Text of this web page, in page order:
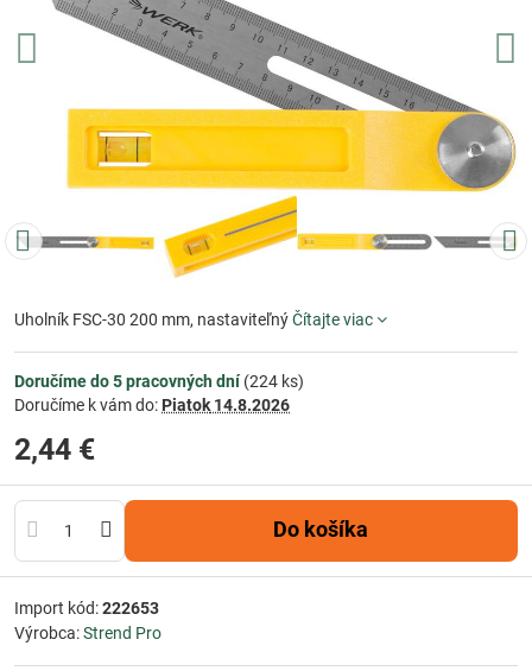
Uholník FSC-30 200 mm, nastaviteľnýČítajte viac
Doručíme do 5 pracovných dní(224 ks)
Doručíme k vám do: Piatok 14.8.2026
2,44 €
Do košíka
Import kód:222653
Výrobca:Strend Pro